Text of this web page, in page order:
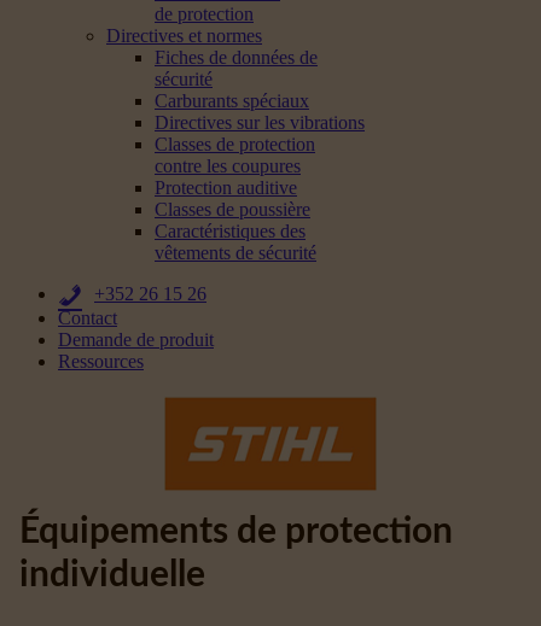
de protection
Directives et normes
Fiches de données de
sécurité
Carburants spéciaux
Directives sur les vibrations
Classes de protection
contre les coupures
Protection auditive
Classes de poussière
Caractéristiques des
vêtements de sécurité
+352 26 15 26
Contact
Demande de produit
Ressources
Équipements de protection
individuelle